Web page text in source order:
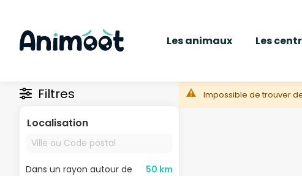
Les animaux Les
Impossible de trouver
Filtres
Localisation
Dans un rayon autour de 50 km